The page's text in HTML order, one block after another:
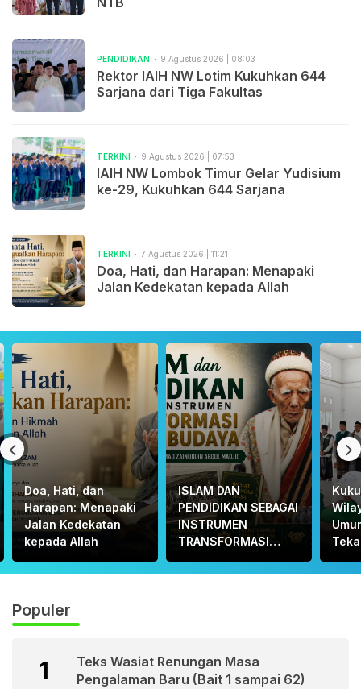
PENDIDIKAN 9 Agustus 2026 | 08:03
Rektor IAIH NW Lotim Kukuhkan 644
Sarjana dari Tiga Fakultas
TERKINI 9 Agustus 2026 | 07:53
IAIH NW Lombok Timur Gelar Yudisium
ke-29, Kukuhkan 644 Sarjana
TERKINI 7 Agustus 2026 | 11:21
Doa, Hati, dan Harapan: Menapaki
Jalan Kedekatan kepada Allah
Doa, Hati, dan
Harapan: Menapaki
Jalan Kedekatan
kepada Allah
ISLAM DAN
PENDIDIKAN SEBAGAI
INSTRUMEN
TRANSFORMASI
SOSIAL – BUDAYA:
PEMIKIRAN TGKH.
dan
Populer
1
Teks Wasiat Renungan Masa
Pengalaman Baru (Bait 1 sampai 62)